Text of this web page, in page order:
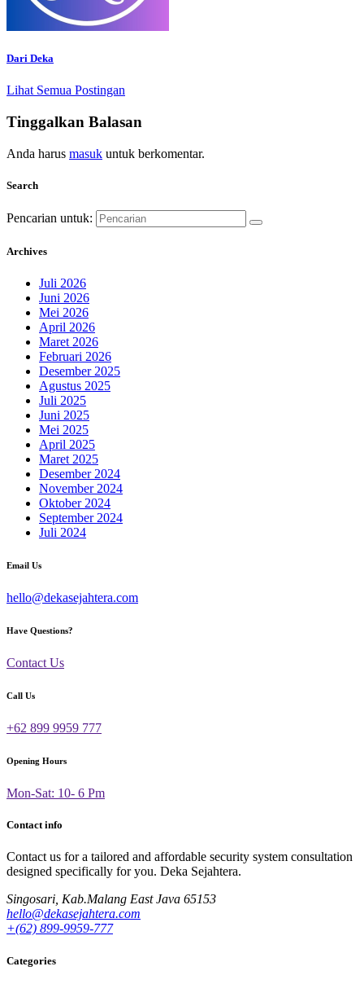
Dari Deka
Lihat Semua Postingan
Tinggalkan Balasan
Anda harus masuk untuk berkomentar.
Search
Pencarian untuk:
Archives
Juli 2026
Juni 2026
Mei 2026
April 2026
Maret 2026
Februari 2026
Desember 2025
Agustus 2025
Juli 2025
Juni 2025
Mei 2025
April 2025
Maret 2025
Desember 2024
November 2024
Oktober 2024
September 2024
Juli 2024
Email Us
hello@dekasejahtera.com
Have Questions?
Contact Us
Call Us
+62 899 9959 777
Opening Hours
Mon-Sat: 10- 6 Pm
Contact info
Contact us for a tailored and affordable security system consultation
designed specifically for you. Deka Sejahtera.
Singosari, Kab.Malang East Java 65153
hello@dekasejahtera.com
+(62) 899-9959-777
Categories